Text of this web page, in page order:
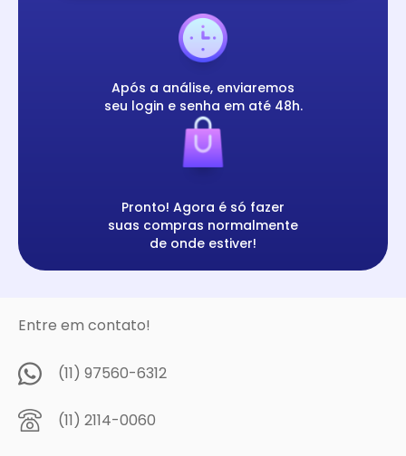
Após a análise, enviaremos
seu login e senha em até 48h.
Pronto! Agora é só fazer
suas compras normalmente
de onde estiver!
Entre em contato!
(11) 97560-6312
(11) 2114-0060